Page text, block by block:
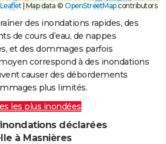
Leaflet |Map data © OpenStreetMapcontributors
des inondations rapides, des
de cours d’eau, de nappes
et des dommages parfois
correspond à des inondations
causer des débordements
plus limités.
les plus inondées
déclarées
à Masnières